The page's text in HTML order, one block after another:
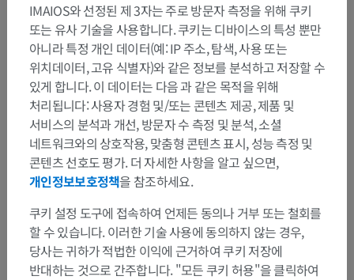
문제를 발견하셨나요?
수정이나, 번역 또는 콘텐츠 개선에 제안이 있으면 언제든
연락 주세요.
문제 보고
앱 다운로드
IMAIOS와 선정된 제 3자는 주로 방문자 측정을 위해 쿠키
또는 유사 기술을 사용합니다. 쿠키는 디바이스의 특성 뿐만
아니라 특정 개인 데이터(예: IP 주소, 탐색, 사용 또는
위치데이터, 고유 식별자)와 같은 정보를 분석하고 저장할 수
있게 합니다. 이 데이터는 다음 과 같은 목적을 위해
처리됩니다: 사용자 경험 및/또는 콘텐츠 제공, 제품 및
서비스의 분석과 개선, 방문자 수 측정 및 분석, 소셜
네트워크와의 상호작용, 맞춤형 콘텐츠 표시, 성능 측정 및
콘텐츠 선호도 평가. 더 자세한 사항을 알고 싶으면,
개인정보보호정책을 참조하세요.
쿠키 설정 도구에 접속하여 언제든 동의나 거부 또는 철회를
할 수 있습니다. 이러한 기술 사용에 동의하지 않는 경우,
당사는 귀하가 적법한 이익에 근거하여 쿠키 저장에
반대하는 것으로 간주합니다. "모든 쿠키 허용"을 클릭하여